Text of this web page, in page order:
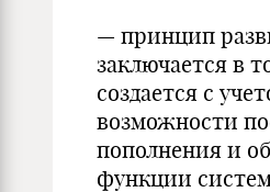
— принцип
заключается в
создается с
возможности
пополнения и
функции